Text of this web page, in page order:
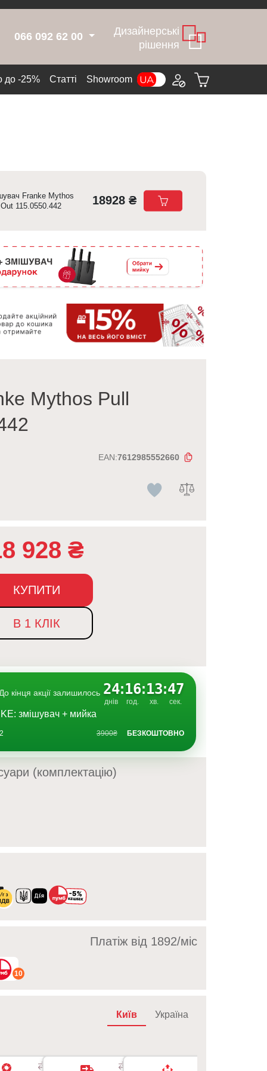
066 092 62 00
Дизайнерські
рішення
до -25% Cтатті Showroom
Franke Mythos
115.0550.442
18928 ₴
Mythos Pull
EAN:7612985552660
928 ₴
КУПИТИ
В 1 КЛІК
До кінця акції залишилось 24
днів
:16
год.
:13
хв.
:46
сек.
змішувач + мийка
3900₴ БЕЗКОШТОВНО
(комплектацію)
Платіж від 1892/мic
10
Київ Україна